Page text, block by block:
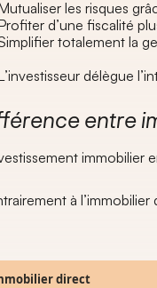
les risques
d’une fiscalité
totalement la
délègue
entre
immobilier
à l’immobilier
direct